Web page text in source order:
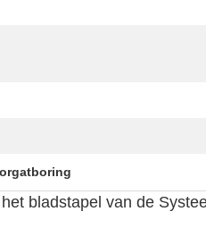
bladstapel van de